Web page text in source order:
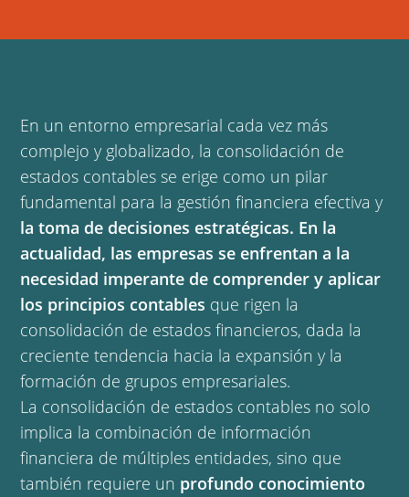
En un entorno empresarial cada vez más
complejo y globalizado, la consolidación de
estados contables se erige como un pilar
fundamental para la gestión financiera efectiva y
la toma de decisiones estratégicas. En la
actualidad, las empresas se enfrentan a la
necesidad imperante de comprender y aplicar
los principios contables que rigen la
consolidación de estados financieros, dada la
creciente tendencia hacia la expansión y la
formación de grupos empresariales.
La consolidación de estados contables no solo
implica la combinación de información
financiera de múltiples entidades, sino que
también requiere un profundo conocimiento